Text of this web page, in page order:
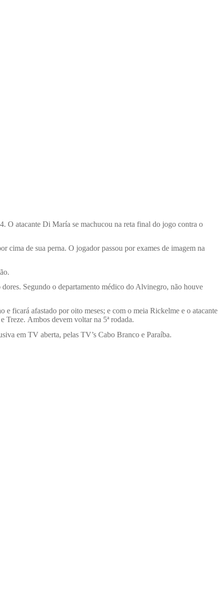
O atacante Di María se machucou na reta final do jogo contra o
de sua perna. O jogador passou por exames de imagem na
Segundo o departamento médico do Alvinegro, não houve
ficará afastado por oito meses; e com o meia Rickelme e o atacante
Treze. Ambos devem voltar na 5ª rodada.
em TV aberta, pelas TV’s Cabo Branco e Paraíba.